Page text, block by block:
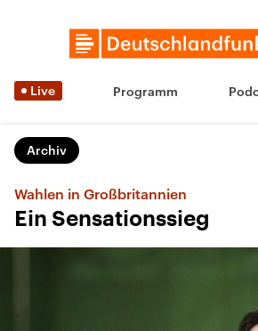
Live Programm
Archiv
Wahlen in Großbritannien
Ein Sensationssieg